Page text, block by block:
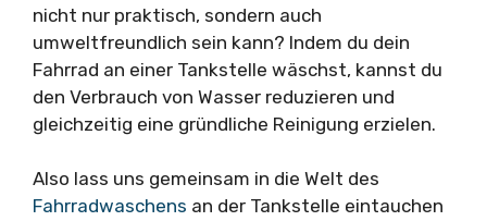
nicht nur praktisch, sondern auch
umweltfreundlich sein kann? Indem du dein
Fahrrad an einer Tankstelle wäschst, kannst du
den Verbrauch von Wasser reduzieren und
gleichzeitig eine gründliche Reinigung erzielen.
Also lass uns gemeinsam in die Welt des
Fahrradwaschens an der Tankstelle eintauchen